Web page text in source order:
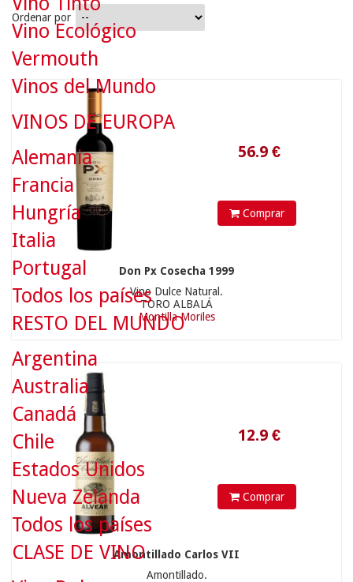
Ordenar por
Comprar
Don Px Cosecha 1999
Vino Dulce Natural.
TORO ALBALÁ
Montilla Moriles
Comprar
Amontillado Carlos VII
Amontillado.
13.9
Vino Ecológico
Vermouth
Vinos del Mundo
VINOS DE EUROPA
Alemania
Francia
Hungría
Italia
Portugal
Todos los países
RESTO DEL MUNDO
Argentina
Australia
Canadá
Chile
Estados Unidos
Nueva Zelanda
Todos los países
CLASE DE VINO